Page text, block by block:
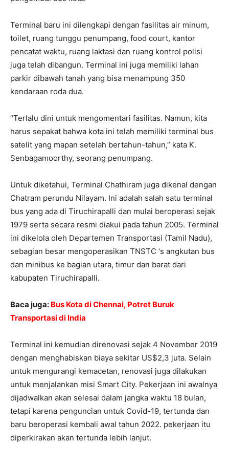
Terminal baru ini dilengkapi dengan fasilitas air minum,
toilet, ruang tunggu penumpang, food court, kantor
pencatat waktu, ruang laktasi dan ruang kontrol polisi
juga telah dibangun. Terminal ini juga memiliki lahan
parkir dibawah tanah yang bisa menampung 350
kendaraan roda dua.
“Terlalu dini untuk mengomentari fasilitas. Namun, kita
harus sepakat bahwa kota ini telah memiliki terminal bus
satelit yang mapan setelah bertahun-tahun,” kata K.
Senbagamoorthy, seorang penumpang.
Untuk diketahui, Terminal Chathiram juga dikenal dengan
Chatram perundu Nilayam. Ini adalah salah satu terminal
bus yang ada di Tiruchirapalli dan mulai beroperasi sejak
1979 serta secara resmi diakui pada tahun 2005. Terminal
ini dikelola oleh Departemen Transportasi (Tamil Nadu),
sebagian besar mengoperasikan TNSTC ‘s angkutan bus
dan minibus ke bagian utara, timur dan barat dari
kabupaten Tiruchirapalli.
Baca juga: Bus Kota di Chennai, Potret Buruk
Transportasi di India
Terminal ini kemudian direnovasi sejak 4 November 2019
dengan menghabiskan biaya sekitar US$2,3 juta. Selain
untuk mengurangi kemacetan, renovasi juga dilakukan
untuk menjalankan misi Smart City. Pekerjaan ini awalnya
dijadwalkan akan selesai dalam jangka waktu 18 bulan,
tetapi karena penguncian untuk Covid-19, tertunda dan
baru beroperasi kembali awal tahun 2022. pekerjaan itu
diperkirakan akan tertunda lebih lanjut.